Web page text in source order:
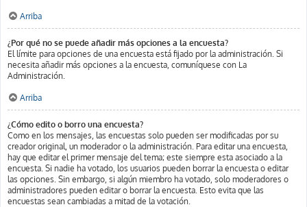
Arriba
¿Por qué no se puede añadir más opciones a la encuesta?
El límite para opciones de una encuesta está fijado por la administración. Si
necesita añadir más opciones a la encuesta, comuníquese con La
Administración.
Arriba
¿Cómo edito o borro una encuesta?
Como en los mensajes, las encuestas solo pueden ser modificadas por su
creador original, un moderador o la administración. Para editar una encuesta,
hay que editar el primer mensaje del tema; este siempre esta asociado a la
encuesta. Si nadie ha votado, los usuarios pueden borrar la encuesta o editar
las opciones. Sin embargo, si algún miembro ha votado, solo moderadores o
administradores pueden editar o borrar la encuesta. Esto evita que las
encuestas sean cambiadas a mitad de la votación.